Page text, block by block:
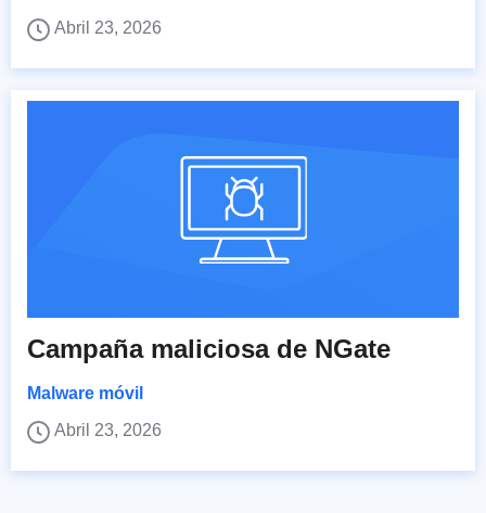
Abril 23, 2026
Campaña maliciosa de NGate
Malware móvil
Abril 23, 2026